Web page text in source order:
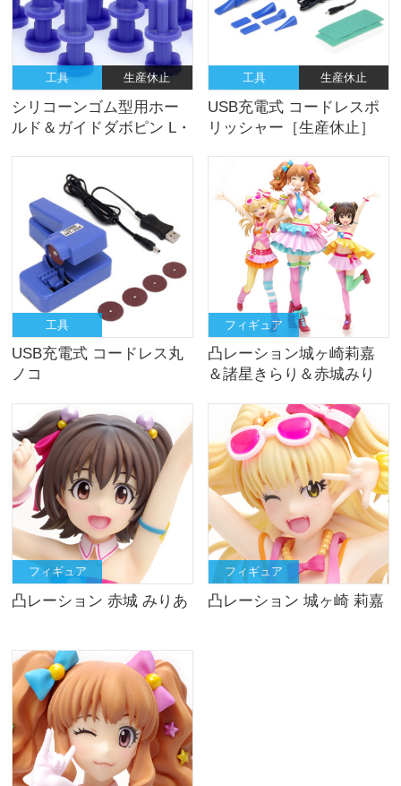
工具 生産休止
シリコーンゴム型用ホー
ルド＆ガイドダボピン L・
工具 生産休止
USB充電式 コードレスポ
リッシャー［生産休止］
工具
USB充電式 コードレス丸
ノコ
フィギュア
凸レーション城ヶ崎莉嘉
＆諸星きらり＆赤城みり
フィギュア
凸レーション 赤城 みりあ
フィギュア
凸レーション 城ヶ崎 莉嘉